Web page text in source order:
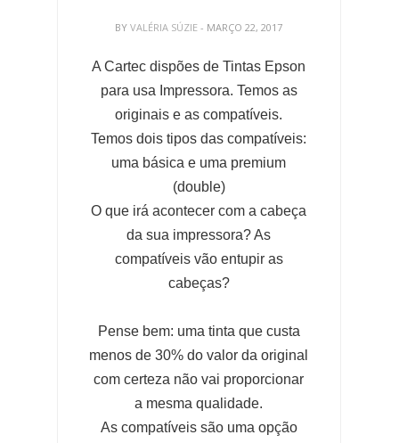
BYVALÉRIA SÚZIE- MARÇO 22, 2017
A Cartec dispões de Tintas Epson
para usa Impressora. Temos as
originais e as compatíveis.
Temos dois tipos das compatíveis:
uma básica e uma premium
(double)
O que irá acontecer com a cabeça
da sua impressora? As
compatíveis vão entupir as
cabeças?
Pense bem: uma tinta que custa
menos de 30% do valor da original
com certeza não vai proporcionar
a mesma qualidade.
As compatíveis são uma opção